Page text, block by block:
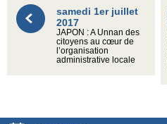
samedi 1er juillet
2017
JAPON : A Unnan des
citoyens au cœur de
l’organisation
administrative locale